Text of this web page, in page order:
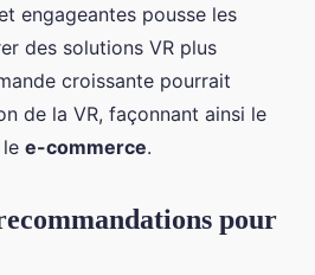
engageantes pousse les
des solutions VR plus
croissante pourrait
de la VR, façonnant ainsi le
e-commerce.
pour